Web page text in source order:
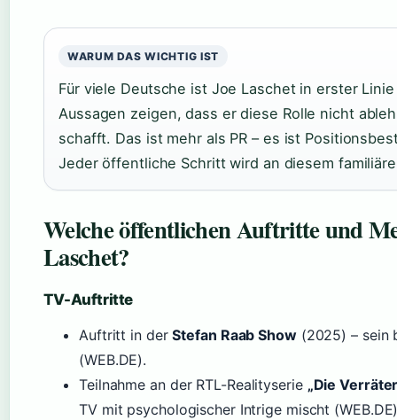
WARUM DAS WICHTIG IST
Für viele Deutsche ist Joe Laschet in erster
Aussagen zeigen, dass er diese Rolle nicht
schafft. Das ist mehr als PR – es ist
Jeder öffentliche Schritt wird an diesem
Welche öffentlichen Auftritte und
Laschet?
TV-Auftritte
Auftritt in derStefan Raab Show(2025) – sein
(WEB.DE).
Teilnahme an der RTL-Realityserie „Die
TV mit psychologischer Intrige mischt